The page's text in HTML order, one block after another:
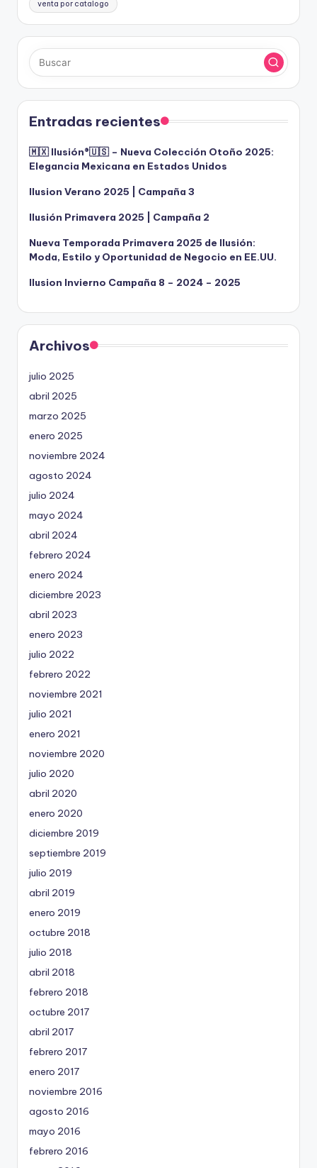
venta por catalogo
Entradas recientes
🇲🇽 Ilusión®️🇺🇸 – Nueva Colección Otoño 2025:
Elegancia Mexicana en Estados Unidos
Ilusion Verano 2025 | Campaña 3
Ilusión Primavera 2025 | Campaña 2
Nueva Temporada Primavera 2025 de Ilusión:
Moda, Estilo y Oportunidad de Negocio en EE.UU.
Ilusion Invierno Campaña 8 – 2024 – 2025
Archivos
julio 2025
abril 2025
marzo 2025
enero 2025
noviembre 2024
agosto 2024
julio 2024
mayo 2024
abril 2024
febrero 2024
enero 2024
diciembre 2023
abril 2023
enero 2023
julio 2022
febrero 2022
noviembre 2021
julio 2021
enero 2021
noviembre 2020
julio 2020
abril 2020
enero 2020
diciembre 2019
septiembre 2019
julio 2019
abril 2019
enero 2019
octubre 2018
julio 2018
abril 2018
febrero 2018
octubre 2017
abril 2017
febrero 2017
enero 2017
noviembre 2016
agosto 2016
mayo 2016
febrero 2016